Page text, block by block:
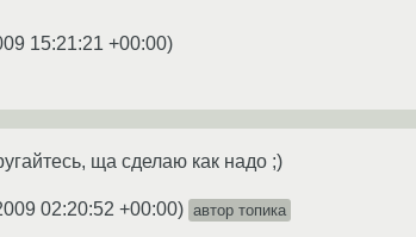
15:21:21 +00:00)
ща сделаю как надо ;)
02:20:52 +00:00) автор топика